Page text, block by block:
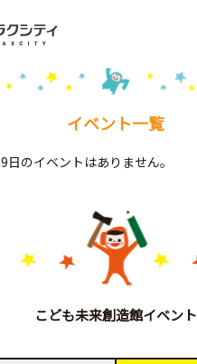
内
西新井
お知らせ
イベント一覧
日のイベントはありません。
こども未来創造館イベント